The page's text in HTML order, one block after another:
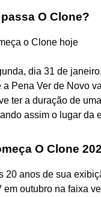
O Clone?
o Clone hoje
dia 31 de
a Pena Ver de Novo
ter a duração de
assim o lugar da
O Clone
20 anos de sua
em outubro na faixa